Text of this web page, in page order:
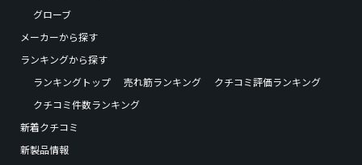
グローブ
メーカーから探す
ランキングから探す
ランキングトップ
売れ筋ランキング
クチコミ評価ランキング
クチコミ件数ランキング
新着クチコミ
新製品情報